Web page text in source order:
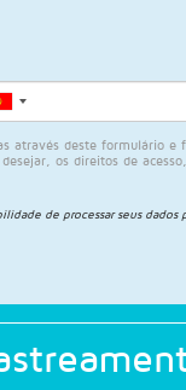
através deste formulário e
os direitos de
de processar seus